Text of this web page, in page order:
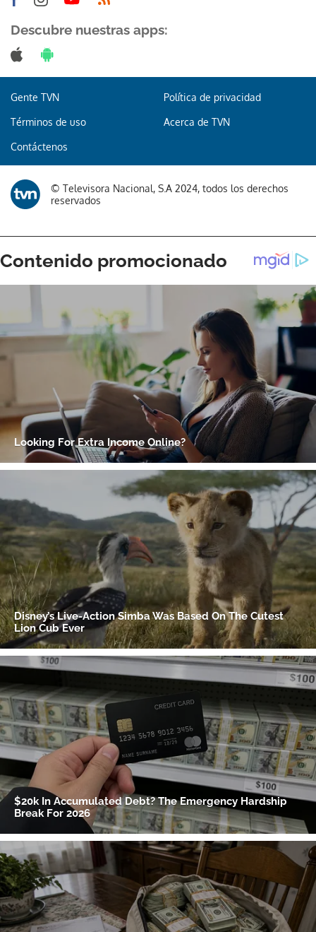
Descubre nuestras apps:
Gente TVN Política de privacidad
Términos de uso Acerca de TVN
Contáctenos
© Televisora Nacional, S.A 2024, todos los derechos
reservados